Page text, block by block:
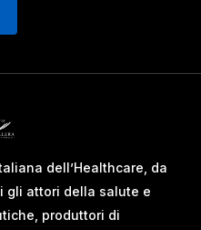
dell’Healthcare, da
gli attori della salute e
produttori di